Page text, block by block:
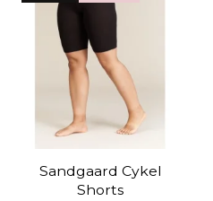
Sandgaard Cykel
Shorts